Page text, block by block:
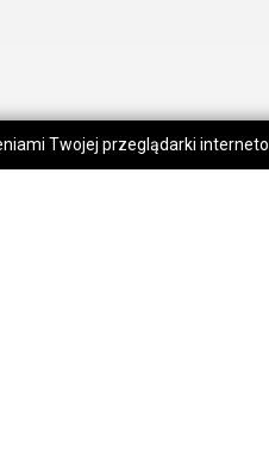
Twojej przeglądarki